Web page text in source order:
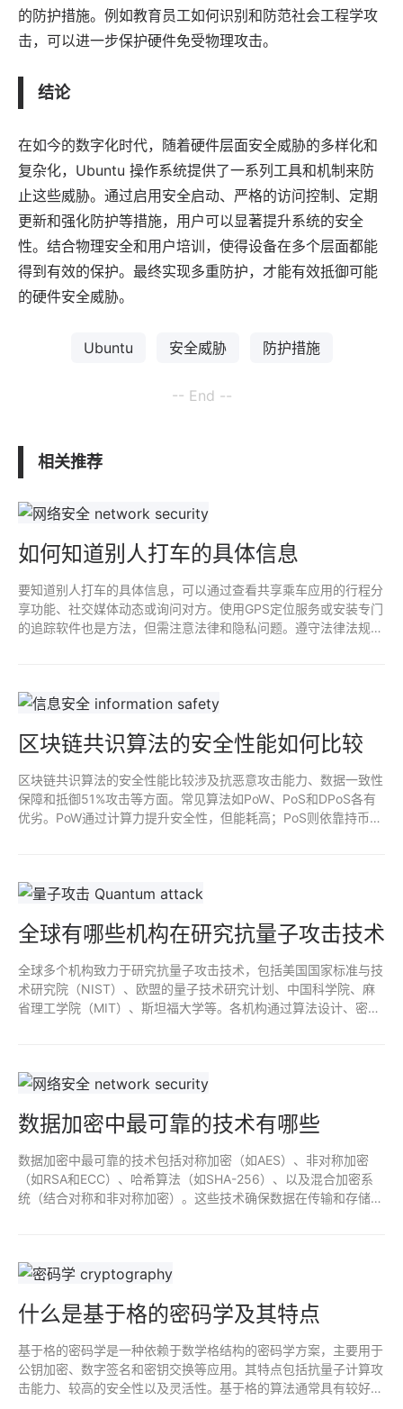
的防护措施。例如教育员工如何识别和防范社会工程学攻
击，可以进一步保护硬件免受物理攻击。
结论
在如今的数字化时代，随着硬件层面安全威胁的多样化和
复杂化，Ubuntu 操作系统提供了一系列工具和机制来防
止这些威胁。通过启用安全启动、严格的访问控制、定期
更新和强化防护等措施，用户可以显著提升系统的安全
性。结合物理安全和用户培训，使得设备在多个层面都能
得到有效的保护。最终实现多重防护，才能有效抵御可能
的硬件安全威胁。
Ubuntu 安全威胁 防护措施
-- End --
相关推荐
如何知道别人打车的具体信息
要知道别人打车的具体信息，可以通过查看共享乘车应用的行程分
享功能、社交媒体动态或询问对方。使用GPS定位服务或安装专门
的追踪软件也是方法，但需注意法律和隐私问题。遵守法律法规，
区块链共识算法的安全性能如何比较
区块链共识算法的安全性能比较涉及抗恶意攻击能力、数据一致性
保障和抵御51%攻击等方面。常见算法如PoW、PoS和DPoS各有
优劣。PoW通过计算力提升安全性，但能耗高；PoS则依靠持币
全球有哪些机构在研究抗量子攻击技术
全球多个机构致力于研究抗量子攻击技术，包括美国国家标准与技
术研究院（NIST）、欧盟的量子技术研究计划、中国科学院、麻
省理工学院（MIT）、斯坦福大学等。各机构通过算法设计、密码
数据加密中最可靠的技术有哪些
数据加密中最可靠的技术包括对称加密（如AES）、非对称加密
（如RSA和ECC）、哈希算法（如SHA-256）、以及混合加密系
统（结合对称和非对称加密）。这些技术确保数据在传输和存储过
什么是基于格的密码学及其特点
基于格的密码学是一种依赖于数学格结构的密码学方案，主要用于
公钥加密、数字签名和密钥交换等应用。其特点包括抗量子计算攻
击能力、较高的安全性以及灵活性。基于格的算法通常具有较好的